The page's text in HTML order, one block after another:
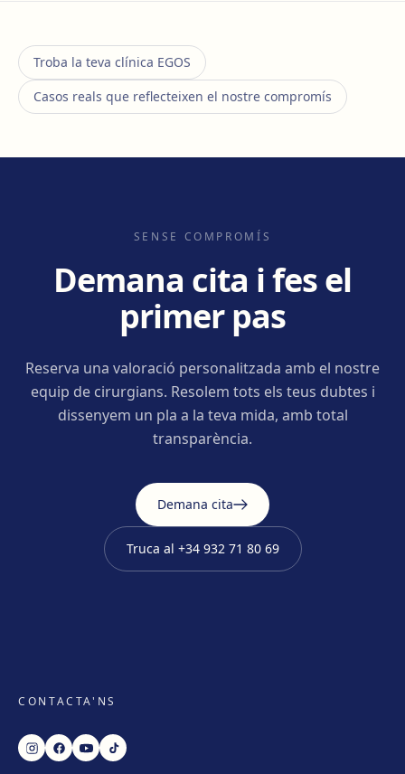
Troba la teva clínica EGOS
Casos reals que reflecteixen el nostre compromís
SENSE COMPROMÍS
Demana cita i fes el
primer pas
Reserva una valoració personalitzada amb el nostre
equip de cirurgians. Resolem tots els teus dubtes i
dissenyem un pla a la teva mida, amb total
transparència.
Demana cita
Truca al +34 932 71 80 69
CONTACTA'NS